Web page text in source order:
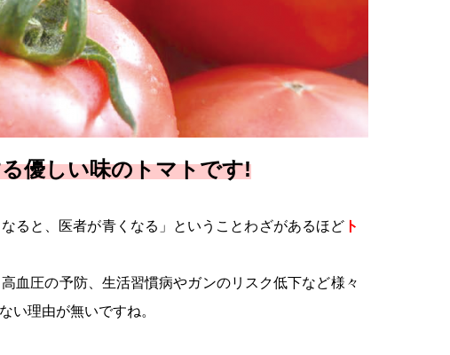
優しい味のトマトです!
ると、医者が青くなる」ということわざがあるほど ト
血圧の予防、生活習慣病やガンのリスク低下など様々
い理由が無いですね。